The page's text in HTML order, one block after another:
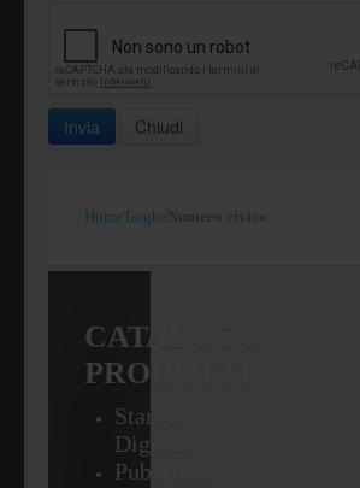
Invia Chiudi
HomeTarghe
CATALOGO
PRODOTTI
Stampa
Digitale
Pubblicità